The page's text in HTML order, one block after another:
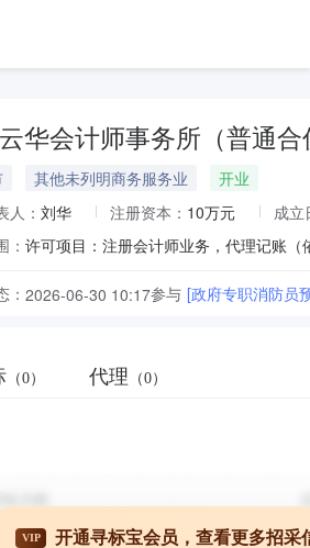
华会计师事务所（普通合
其他未列明商务服务业
开业
人： 刘华 注册资本： 10万元
成立
：
： 2026-06-30 10:17参与 [政府专职消防员
（0） 代理 （0）
VIP 开通寻标宝会员，查看更多招采